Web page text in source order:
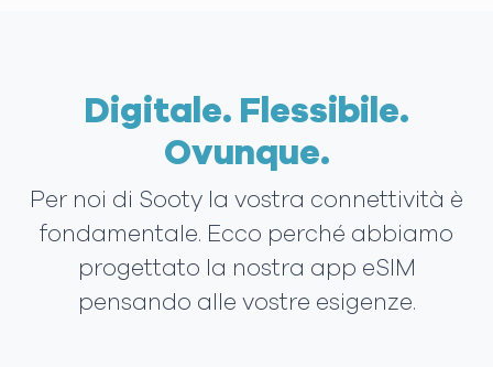
Digitale. Flessibile.
Ovunque.
Per noi di Sooty la vostra connettività è
fondamentale. Ecco perché abbiamo
progettato la nostra app eSIM
pensando alle vostre esigenze.